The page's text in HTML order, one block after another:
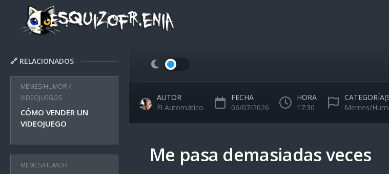
content
🔗 RELACIONADOS
MEMES/HUMOR /
VIDEOJUEGOS
CÓMO VENDER UN
VIDEOJUEGO
MEMES/HUMOR
AUTOR
El Automático
FECHA
06/07/2026
HORA
17:30
Memes/
Me pasa demasiadas veces